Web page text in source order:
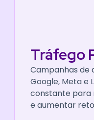
Social
Conteúdo
Facebook,
Negócio. Não é